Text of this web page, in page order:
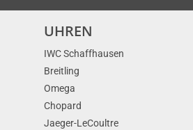
UHREN
IWC Schaffhausen
Breitling
Omega
Chopard
Jaeger-LeCoultre